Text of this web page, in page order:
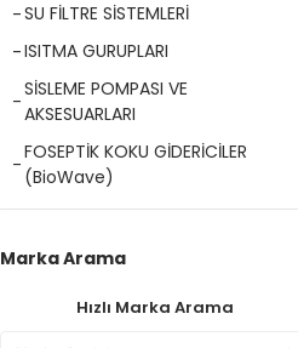
SU FİLTRE SİSTEMLERİ
ISITMA GURUPLARI
SİSLEME POMPASI VE
AKSESUARLARI
FOSEPTİK KOKU GİDERİCİLER
(BioWave)
Marka Arama
Hızlı Marka Arama